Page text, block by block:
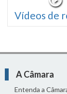
Vídeos de
A Câmara
Entenda a